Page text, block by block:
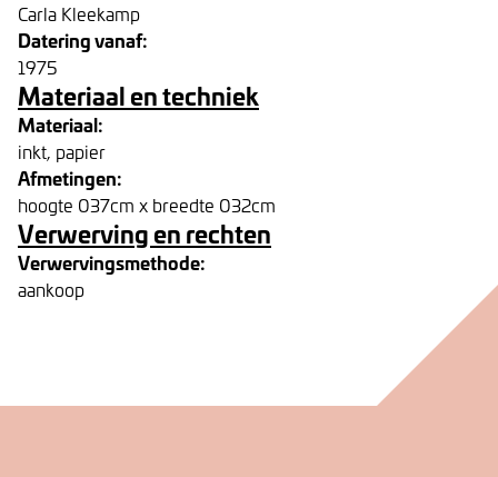
Carla Kleekamp
Datering vanaf:
1975
Materiaal en techniek
Materiaal:
inkt, papier
Afmetingen:
hoogte 037cm x breedte 032cm
Verwerving en rechten
Verwervingsmethode:
aankoop